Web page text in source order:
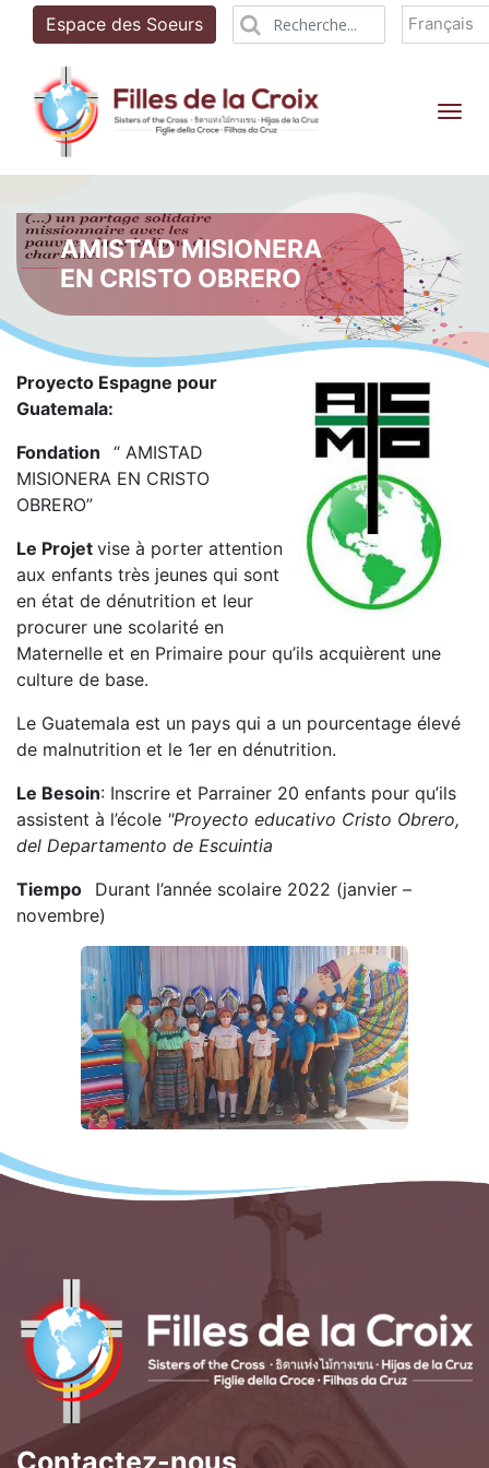
Espace des Soeurs Français
AMISTAD MISIONERA
EN CRISTO OBRERO
Proyecto Espagne pour
Guatemala:
Fondation “ AMISTAD
MISIONERA EN CRISTO
OBRERO”
Le Projet vise à porter attention
aux enfants très jeunes qui sont
en état de dénutrition et leur
procurer une scolarité en
Maternelle et en Primaire pour qu’ils acquièrent une
culture de base.
Le Guatemala est un pays qui a un pourcentage élevé
de malnutrition et le 1er en dénutrition.
Le Besoin: Inscrire et Parrainer 20 enfants pour qu’ils
assistent à l’école "Proyecto educativo Cristo Obrero,
del Departamento de Escuintia
Tiempo Durant l’année scolaire 2022 (janvier –
novembre)
Contactez-nous